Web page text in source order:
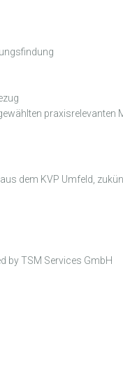
praxisrelevanten
dem KVP Umfeld,
by TSM Services GmbH